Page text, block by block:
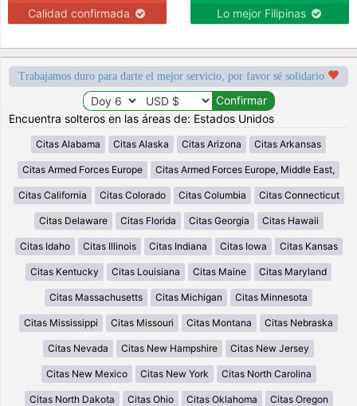
Calidad confirmada Lo mejor Filipinas
Trabajamos duro para darte el mejor servicio, por favor sé solidario
Encuentra solteros en las áreas de: Estados Unidos
Citas Alabama Citas Alaska Citas Arizona Citas Arkansas
Citas Armed Forces Europe Citas Armed Forces Europe, Middle East,
Citas California Citas Colorado Citas Columbia Citas Connecticut
Citas Delaware Citas Florida Citas Georgia Citas Hawaii
Citas Idaho Citas Illinois Citas Indiana Citas Iowa Citas Kansas
Citas Kentucky Citas Louisiana Citas Maine Citas Maryland
Citas Massachusetts Citas Michigan Citas Minnesota
Citas Mississippi Citas Missouri Citas Montana Citas Nebraska
Citas Nevada Citas New Hampshire Citas New Jersey
Citas New Mexico Citas New York Citas North Carolina
Citas North Dakota Citas Ohio Citas Oklahoma Citas Oregon